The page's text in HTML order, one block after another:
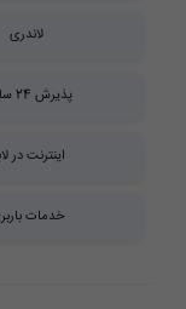
لاندری
پذیرش 24 ساعته
اینترنت در
خدمات